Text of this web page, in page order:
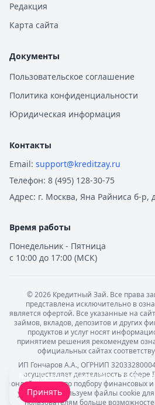
Редакция
Карта сайта
Документы
Пользовательское соглашение
Политика конфиденциальности
Юридическая информация
Контакты
Email: support@kreditzay.ru
Телефон: 8 (495) 128-30-75
Адрес: г. Москва, Яна Райниса б-р,
Время работы
Понедельник - Пятница
с 10:00 до 17:00 (МСК)
©2026 Кредитный Зай. Все права
представлена исключительно в
является офертой. Все указанные на
займов, вкладов, депозитов и других
продуктов и услуг носят
принятием решения рекомендуем
официальных сайтах
ИП Гончаров А.А., ОГРНИП
осуществляет деятельность в сфере
онлайн-услуги по подбору финансовых
услуг. Мы используем файлы cookie
пользователям больше
Мы обрабатываем ваши cookie-
Принять